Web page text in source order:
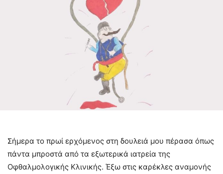
Σήμερα το πρωί ερχόμενος στη δουλειά μου πέρασα όπως
πάντα μπροστά από τα εξωτερικά ιατρεία της
Οφθαλμολογικής Κλινικής. Έξω στις καρέκλες αναμονής